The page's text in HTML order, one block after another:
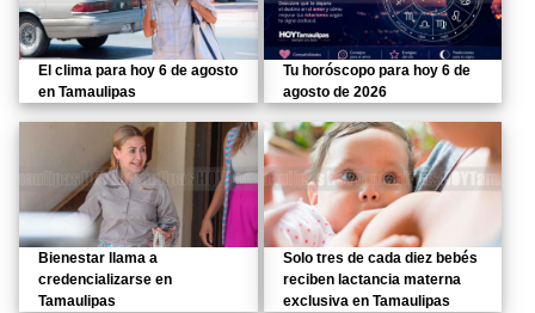
El clima para hoy 6 de agosto
en Tamaulipas
Tu horóscopo para hoy 6 de
agosto de 2026
Bienestar llama a
credencializarse en
Tamaulipas
Solo tres de cada diez bebés
reciben lactancia materna
exclusiva en Tamaulipas